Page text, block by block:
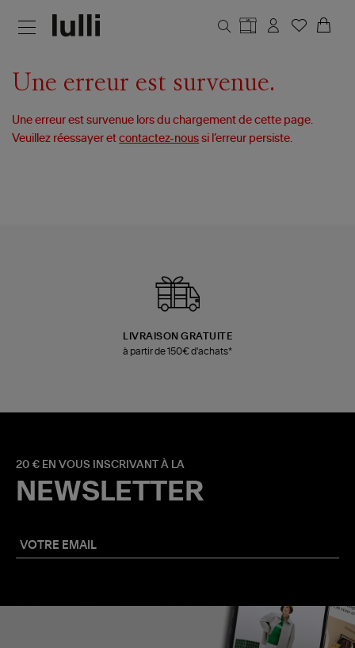
Une erreur est survenue.
Une erreur est survenue lors du chargement de cette page.
Veuillez réessayer etcontactez-nous si l’erreur persiste.
LIVRAISON GRATUITE
à partir de 150€ d'achats*
20 € EN VOUS INSCRIVANT À LA
NEWSLETTER